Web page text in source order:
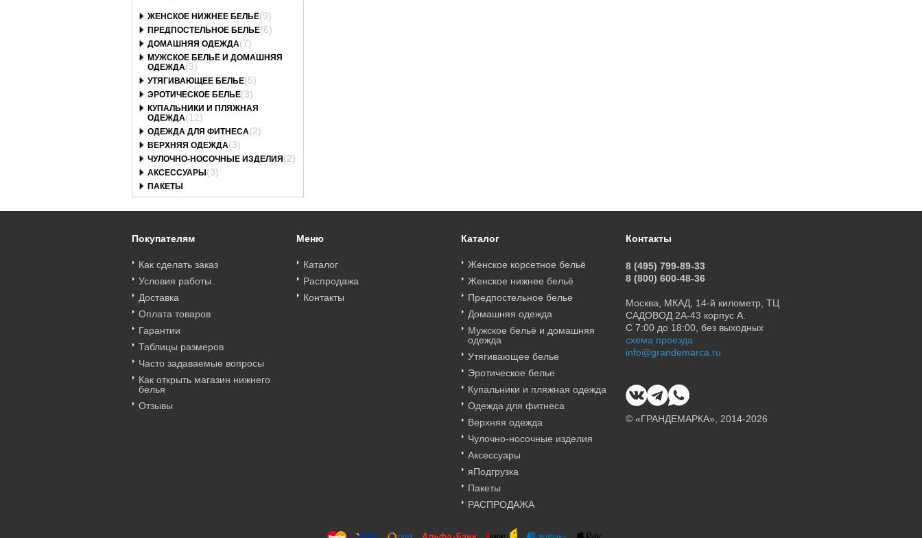
ЖЕНСКОЕ НИЖНЕЕ БЕЛЬЁ(9)
ПРЕДПОСТЕЛЬНОЕ БЕЛЬЕ(6)
ДОМАШНЯЯ ОДЕЖДА(7)
МУЖСКОЕ БЕЛЬЁ И ДОМАШНЯЯ
ОДЕЖДА(3)
УТЯГИВАЮЩЕЕ БЕЛЬЕ(5)
ЭРОТИЧЕСКОЕ БЕЛЬЕ(3)
КУПАЛЬНИКИ И ПЛЯЖНАЯ
ОДЕЖДА(12)
ОДЕЖДА ДЛЯ ФИТНЕСА(2)
ВЕРХНЯЯ ОДЕЖДА(3)
ЧУЛОЧНО-НОСОЧНЫЕ ИЗДЕЛИЯ (2)
АКСЕССУАРЫ (3)
ПАКЕТЫ
Покупателям
Как сделать заказ
Условия работы
Доставка
Оплата товаров
Гарантии
Таблицы размеров
Часто задаваемые вопросы
Как открыть магазин нижнего
белья
Отзывы
Меню
Каталог
Распродажа
Контакты
Каталог
Женское корсетное бельё
Женское нижнее бельё
Предпостельное белье
Домашняя одежда
Мужское бельё и домашняя
одежда
Утягивающее белье
Эротическое белье
Купальники и пляжная одежда
Одежда для фитнеса
Верхняя одежда
Чулочно-носочные изделия
Аксессуары
яПодгрузка
Пакеты
РАСПРОДАЖА
Контакты
8 (495) 799-89-33
8 (800) 600-48-36
Москва, МКАД, 14-й километр, ТЦ
САДОВОД 2А-43 корпус А.
С 7:00 до 18:00, без выходных
схема проезда
info@grandemarca.ru
© «ГРАНДЕМАРКА», 2014-2026